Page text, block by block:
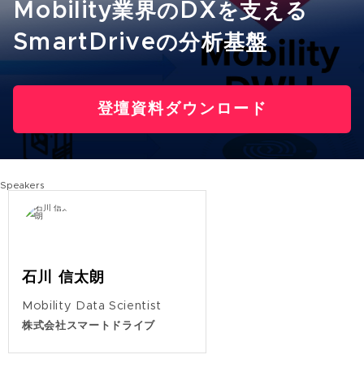
Mobility業界のDXを支える
SmartDriveの分析基盤
登壇資料ダウンロード
Speakers
石川 信太朗
Mobility Data Scientist
株式会社スマートドライブ